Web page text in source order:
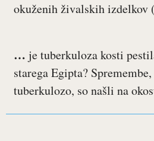
okuženih živalskih izdelkov
… je tuberkuloza kosti
starega Egipta?
tuberkulozo, so našli na